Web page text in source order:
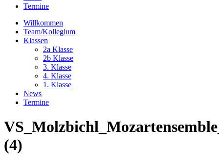
Termine
Willkommen
Team/Kollegium
Klassen
2a Klasse
2b Klasse
3. Klasse
4. Klasse
1. Klasse
News
Termine
(4)